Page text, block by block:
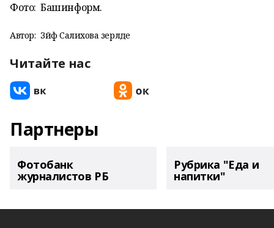
Фото: Башинформ.
Автор: Зәйфә Салихова әзерләде
Читайте нас
Партнеры
Фотобанк
журналистов РБ
Рубрика "Еда и
напитки"